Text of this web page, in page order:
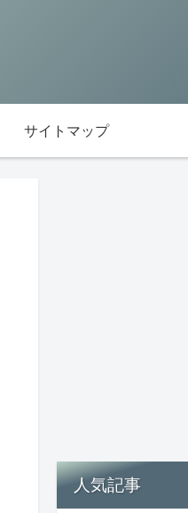
サイトマップ
人気記事